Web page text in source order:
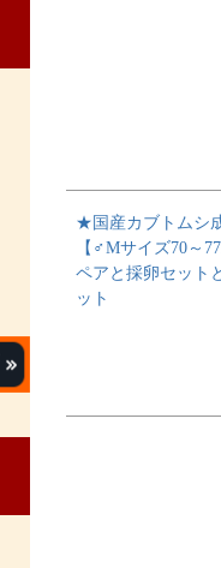
★国産カブトムシ
【♂Mサイズ70～
ペアと採卵セット
ット